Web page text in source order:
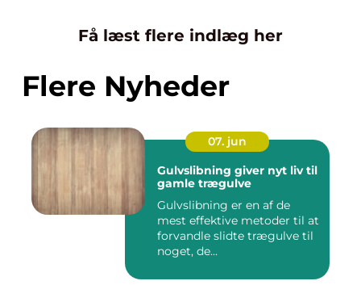
Få læst flere indlæg her
Flere Nyheder
07. jun
Gulvslibning giver nyt liv til
gamle trægulve
Gulvslibning er en af de
mest effektive metoder til at
forvandle slidte trægulve til
noget, de...